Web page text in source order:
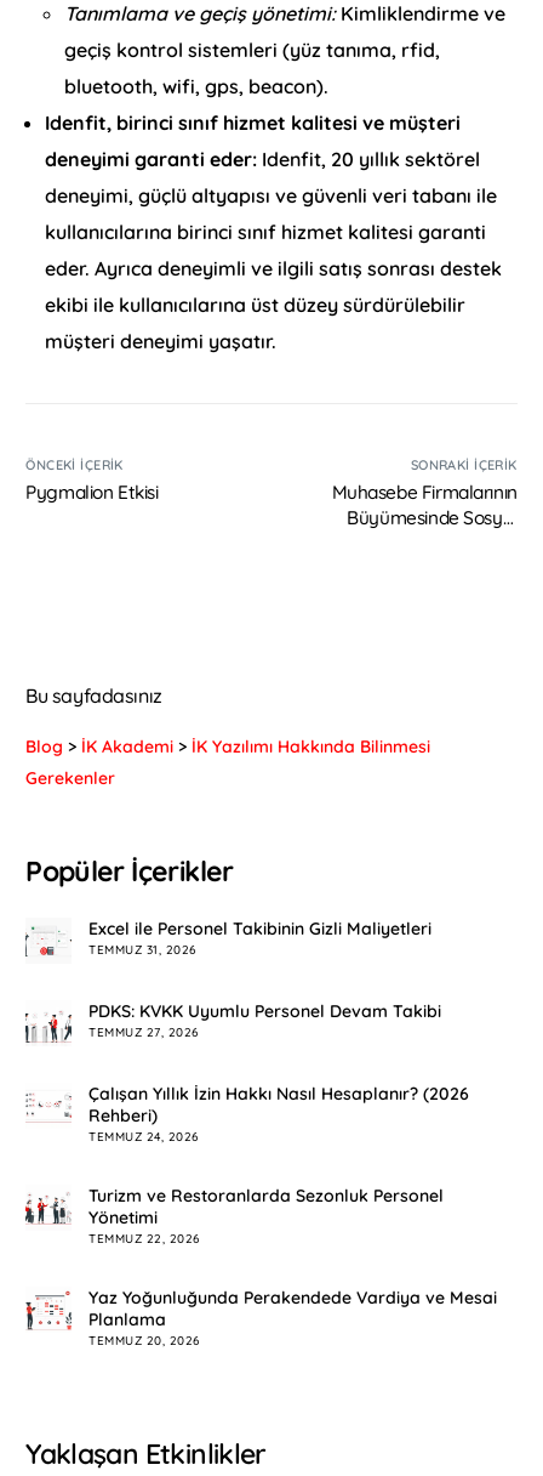
Tanımlama ve geçiş yönetimi:Kimliklendirme ve
geçiş kontrol sistemleri (yüz tanıma, rfid,
bluetooth, wifi, gps, beacon).
Idenfit, birinci sınıf hizmet kalitesi ve müşteri
deneyimi garanti eder: Idenfit, 20 yıllık sektörel
deneyimi, güçlü altyapısı ve güvenli veri tabanı ile
kullanıcılarına birinci sınıf hizmet kalitesi garanti
eder. Ayrıca deneyimli ve ilgili satış sonrası destek
ekibi ile kullanıcılarına üst düzey sürdürülebilir
müşteri deneyimi yaşatır.
ÖNCEKI İÇERIK
Pygmalion Etkisi
SONRAKI İÇERIK
Muhasebe Firmalarının
Büyümesinde Sosyal
Bu sayfadasınız
Blog > İK Akademi > İK Yazılımı Hakkında Bilinmesi
Gerekenler
Popüler İçerikler
Excel ile Personel Takibinin Gizli Maliyetleri
TEMMUZ 31, 2026
PDKS: KVKK Uyumlu Personel Devam Takibi
TEMMUZ 27, 2026
Çalışan Yıllık İzin Hakkı Nasıl Hesaplanır? (2026
Rehberi)
TEMMUZ 24, 2026
Turizm ve Restoranlarda Sezonluk Personel
Yönetimi
TEMMUZ 22, 2026
Yaz Yoğunluğunda Perakendede Vardiya ve Mesai
Planlama
TEMMUZ 20, 2026
Yaklaşan Etkinlikler